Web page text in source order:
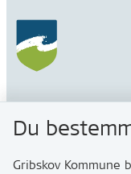
Gribskov
Rådhusvej 3
3200 Helsinge
Du
Gribskov Kommune